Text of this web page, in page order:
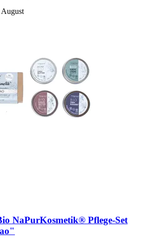
NaPurKosmetik® Pflege-​Set